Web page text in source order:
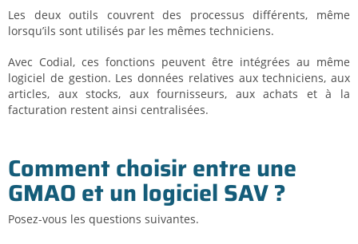
Les deux outils couvrent des processus différents, même
lorsqu’ils sont utilisés par les mêmes techniciens.
Avec Codial, ces fonctions peuvent être intégrées au même
logiciel de gestion. Les données relatives aux techniciens, aux
articles, aux stocks, aux fournisseurs, aux achats et à la
facturation restent ainsi centralisées.
Comment choisir entre une
GMAO et un logiciel SAV ?
Posez-vous les questions suivantes.